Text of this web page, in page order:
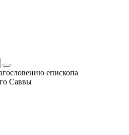
епископа
Саввы